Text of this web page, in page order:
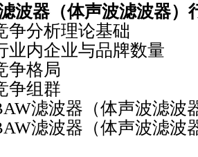
波器（体声波滤波器）
分析理论基础
内企业与品牌数量
格局
组群
滤波器（体声波滤波
滤波器（体声波滤波